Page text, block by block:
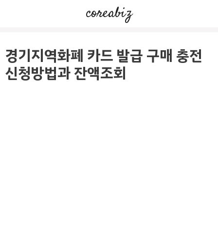
로
건
너
coreabiz
경기지역화폐 카드 발급 구매 충전
신청방법과 잔액조회